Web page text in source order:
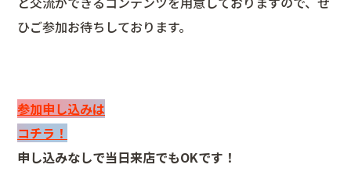
ひご参加お待ちしております。
参加申し込みは
コチラ！
申し込みなしで当日来店でもOKです！